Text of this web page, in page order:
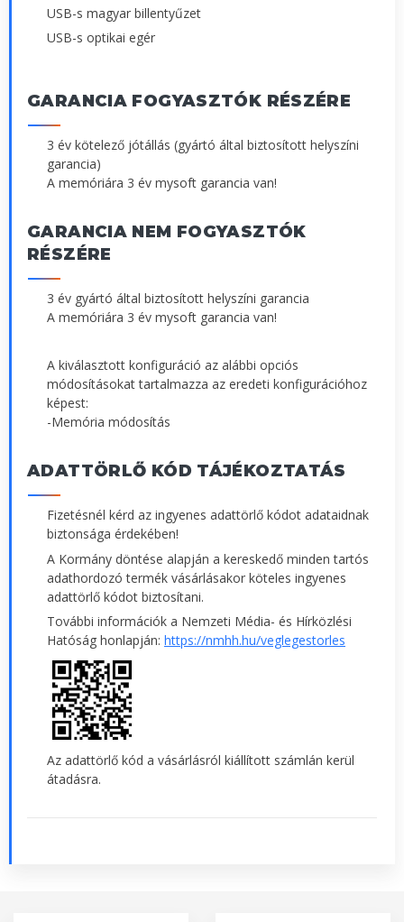
USB-s magyar billentyűzet
USB-s optikai egér
GARANCIA FOGYASZTÓK RÉSZÉRE
3 év kötelező jótállás (gyártó által biztosított helyszíni
garancia)
A memóriára 3 év mysoft garancia van!
GARANCIA NEM FOGYASZTÓK
RÉSZÉRE
3 év gyártó által biztosított helyszíni garancia
A memóriára 3 év mysoft garancia van!
A kiválasztott konfiguráció az alábbi opciós
módosításokat tartalmazza az eredeti konfigurációhoz
képest:
-Memória módosítás
ADATTÖRLŐ KÓD TÁJÉKOZTATÁS
Fizetésnél kérd az ingyenes adattörlő kódot adataidnak
biztonsága érdekében!
A Kormány döntése alapján a kereskedő minden tartós
adathordozó termék vásárlásakor köteles ingyenes
adattörlő kódot biztosítani.
További információk a Nemzeti Média- és Hírközlési
Hatóság honlapján: https://nmhh.hu/veglegestorles
Az adattörlő kód a vásárlásról kiállított számlán kerül
átadásra.